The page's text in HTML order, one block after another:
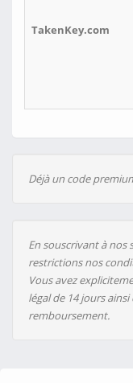
TakenKey.com
Déjà un code
En souscrivant à nos
restrictions nos
Vous avez
légal de 14 jours
remboursement.